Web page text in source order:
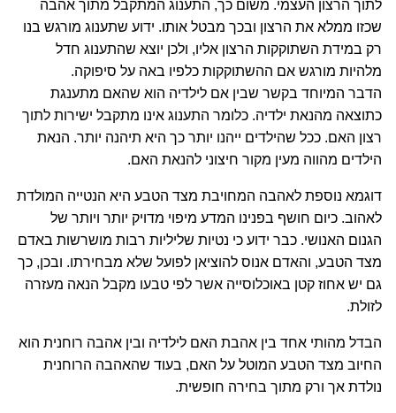
לתוך הרצון העצמי. משום כך, התענוג המתקבל מתוך אהבה
שכזו ממלא את הרצון ובכך מבטל אותו. ידוע שתענוג מורגש בנו
רק במידת השתוקקות הרצון אליו, ולכן יוצא שהתענוג חדל
מלהיות מורגש אם ההשתוקקות כלפיו באה על סיפוקה.
הדבר המיוחד בקשר שבין אם לילדיה הוא שהאם מתענגת
כתוצאה מהנאת ילדיה. כלומר התענוג אינו מתקבל ישירות לתוך
רצון האם. ככל שהילדים ייהנו יותר כך היא תיהנה יותר. הנאת
הילדים מהווה מעין מקור חיצוני להנאת האם.
דוגמא נוספת לאהבה המחויבת מצד הטבע היא הנטייה המולדת
לאהוב. כיום חושף בפנינו המדע מיפוי מדויק יותר ויותר של
הגנום האנושי. כבר ידוע כי נטיות שליליות רבות מושרשות באדם
מצד הטבע, והאדם אנוס להוציאן לפועל שלא מבחירתו. ובכן, כך
גם יש אחוז קטן באוכלוסייה אשר לפי טבעו מקבל הנאה מעזרה
לזולת.
הבדל מהותי אחד בין אהבת האם לילדיה ובין אהבה רוחנית הוא
החיוב מצד הטבע המוטל על האם, בעוד שהאהבה הרוחנית
נולדת אך ורק מתוך בחירה חופשית.